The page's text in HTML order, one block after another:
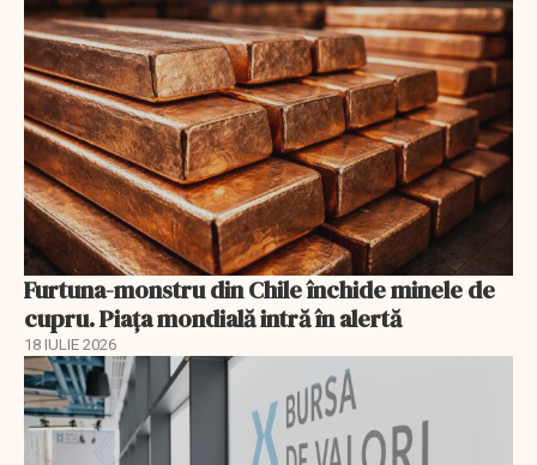
Furtuna-monstru din Chile închide minele de
cupru. Piața mondială intră în alertă
18 IULIE 2026